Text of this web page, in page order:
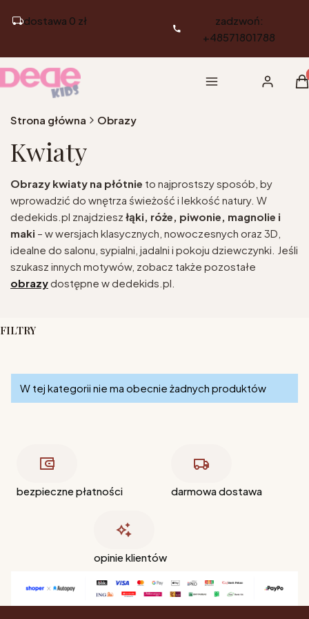
dostawa 0 zł
zadzwoń:
+48571801788
Menu Zaloguj się
Strona główna Obrazy
Kwiaty
Obrazy kwiaty na płótnie to najprostszy sposób, by
wprowadzić do wnętrza świeżość i lekkość natury. W
dedekids.pl znajdziesz łąki, róże, piwonie, magnolie i
maki – w wersjach klasycznych, nowoczesnych oraz 3D,
idealne do salonu, sypialni, jadalni i pokoju dziewczynki. Jeśli
szukasz innych motywów, zobacz także pozostałe
obrazydostępne w dedekids.pl.
FILTRY
Lista produktów
W tej kategorii nie ma obecnie żadnych produktów
bezpieczne płatności darmowa dostawa
opinie klientów